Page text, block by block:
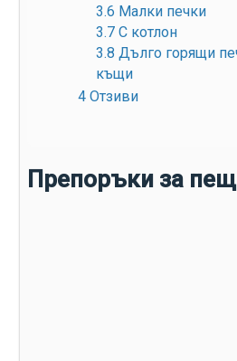
3.6 Малки печки
3.7 С котлон
3.8 Дълго горящи
къщи
4 Отзиви
Препоръки за